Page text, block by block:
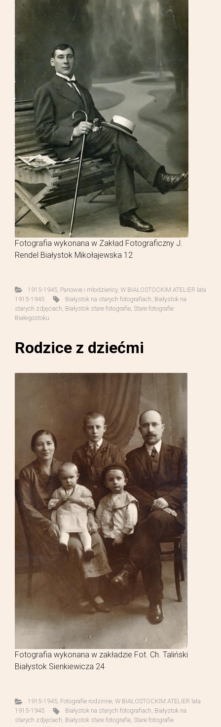
Fotografia wykonana w Zakład Fotograficzny J.
Rendel Białystok Mikołajewska 12
1915-1945, Panowie i młodzieńcy, W BIAŁOSTOCKIM ATELIER lata
1915-1945
Białystok na starych fotografiach Białystok na
starych zdjęciach Białystok stare fotografie Stare fotografie
Białegostoku
Rodzice z dziećmi
Fotografia wykonana w zakładzie Fot. Ch. Taliński
Białystok Sienkiewicza 24
1915-1945, Fotografie rodzinne, W BIAŁOSTOCKIM ATELIER lata
1915-1945
Białystok na starych fotografiach, Białystok na
starych zdjęciach, Białystok stare fotografie, Stare fotografie